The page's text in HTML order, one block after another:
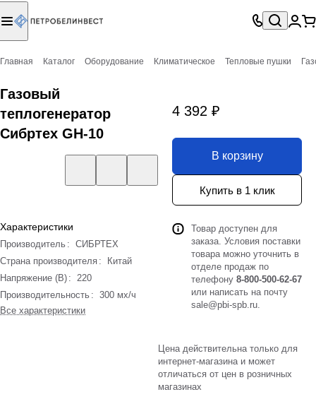
Главная Каталог Оборудование Климатическое Тепловые пушки
Газовый
теплогенератор
Сибртех GH-10
Характеристики
Производитель : СИБРТЕХ
Страна производителя :
Китай
Напряжение (В) : 220
Производительность : 300 мх/ч
Все характеристики
4 392 ₽
В корзину
Купить в 1 клик
Товар доступен для
заказа. Условия поставки
товара можно уточнить в
отделе продаж по
телефону 8-800-500-62-67
или написать на почту
sale@pbi-spb.ru.
Цена действительна только для
интернет-магазина и может
отличаться от цен в розничных
магазинах